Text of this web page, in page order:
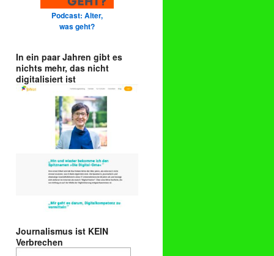
Podcast: Alter,
was geht?
In ein paar Jahren gibt es
nichts mehr, das nicht
digitalisiert ist
Journalismus ist KEIN
Verbrechen